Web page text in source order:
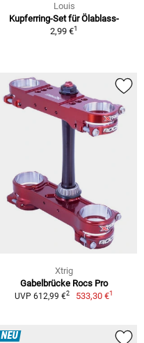
Louis
Kupferring-Set für Ölablass-
2,99 €1
Xtrig
Gabelbrücke Rocs Pro
UVP 612,99 €2 533,30 €1
NEU